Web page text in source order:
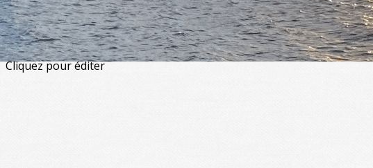
?>
Images de la page d'accueil
Cliquez pour éditer